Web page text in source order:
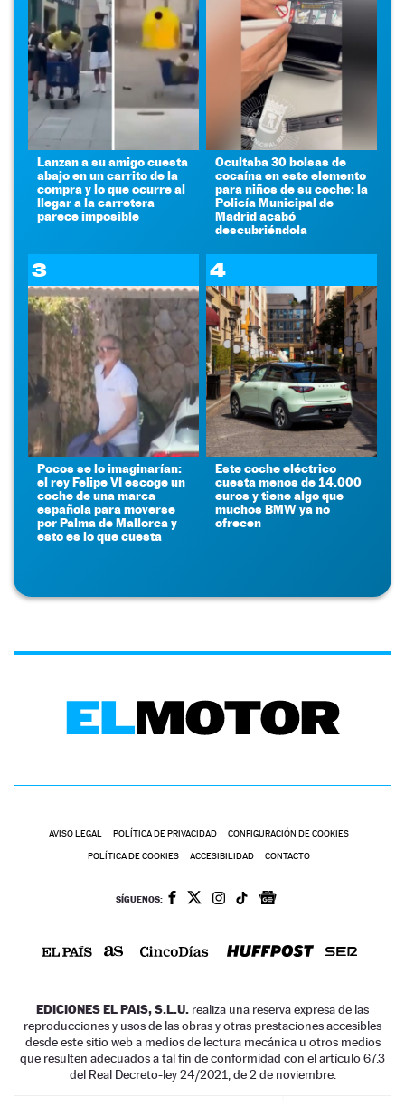
Lanzan a su amigo cuesta
abajo en un carrito de la
compra y lo que ocurre al
llegar a la carretera
parece imposible
Ocultaba 30 bolsas de
cocaína en este elemento
para niños de su coche: la
Policía Municipal de
Madrid acabó
descubriéndola
3
Pocos se lo imaginarían:
el rey Felipe VI escoge un
coche de una marca
española para moverse
por Palma de Mallorca y
esto es lo que cuesta
4
Este coche eléctrico
cuesta menos de 14.000
euros y tiene algo que
muchos BMW ya no
ofrecen
AVISO LEGAL POLÍTICA DE PRIVACIDAD CONFIGURACIÓN DE COOKIES
POLÍTICA DE COOKIES ACCESIBILIDAD CONTACTO
SÍGUENOS:
EDICIONES EL PAIS, S.L.U. realiza una reserva expresa de las
reproducciones y usos de las obras y otras prestaciones accesibles
desde este sitio web a medios de lectura mecánica u otros medios
que resulten adecuados a tal fin de conformidad con el artículo 67.3
del Real Decreto-ley 24/2021, de 2 de noviembre.